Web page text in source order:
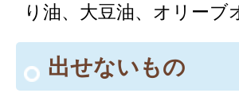
り油、大豆油、オリーブ
出せないもの